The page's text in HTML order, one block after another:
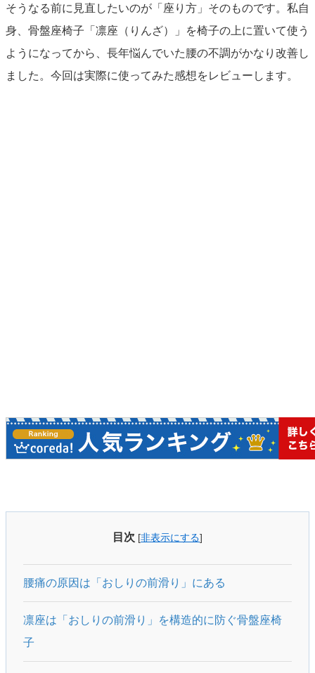
そうなる前に見直したいのが「座り方」そのものです。私自
身、骨盤座椅子「凛座（りんざ）」を椅子の上に置いて使う
ようになってから、長年悩んでいた腰の不調がかなり改善し
ました。今回は実際に使ってみた感想をレビューします。
目次 [非表示にする]
腰痛の原因は「おしりの前滑り」にある
凛座は「おしりの前滑り」を構造的に防ぐ骨盤座椅
子